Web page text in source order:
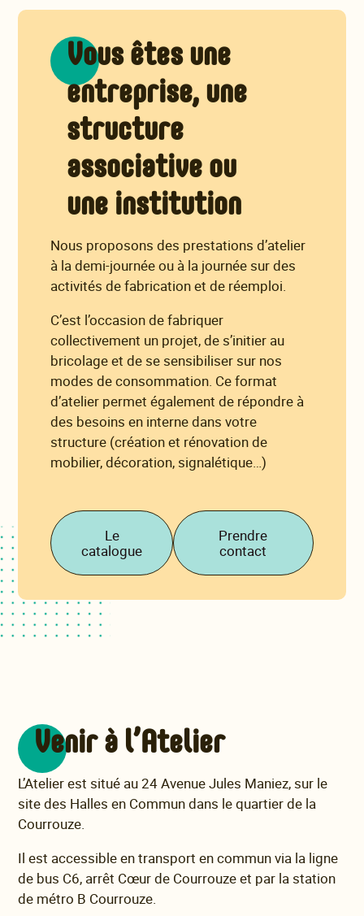
Vous êtes une
entreprise, une
structure
associative ou
une institution
Nous proposons des prestations d’atelier
à la demi-journée ou à la journée sur des
activités de fabrication et de réemploi.
C’est l’occasion de fabriquer
collectivement un projet, de s’initier au
bricolage et de se sensibiliser sur nos
modes de consommation. Ce format
d’atelier permet également de répondre à
des besoins en interne dans votre
structure (création et rénovation de
mobilier, décoration, signalétique…)
Le
catalogue
Prendre
contact
Venir à l’Atelier
L’Atelier est situé au 24 Avenue Jules Maniez, sur le
site des Halles en Commun dans le quartier de la
Courrouze.
Il est accessible en transport en commun via la ligne
de bus C6, arrêt Cœur de Courrouze et par la station
de métro B Courrouze.